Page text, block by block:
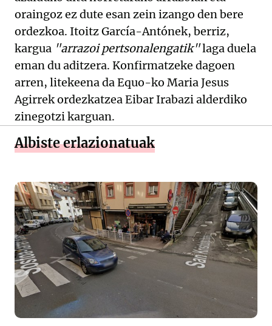
oraingoz ez dute esan zein izango den bere
ordezkoa. Itoitz García-Antónek, berriz,
kargua "arrazoi pertsonalengatik"laga duela
eman du aditzera. Konfirmatzeke dagoen
arren, litekeena da Equo-ko Maria Jesus
Agirrek ordezkatzea Eibar Irabazi alderdiko
zinegotzi karguan.
Albiste erlazionatuak